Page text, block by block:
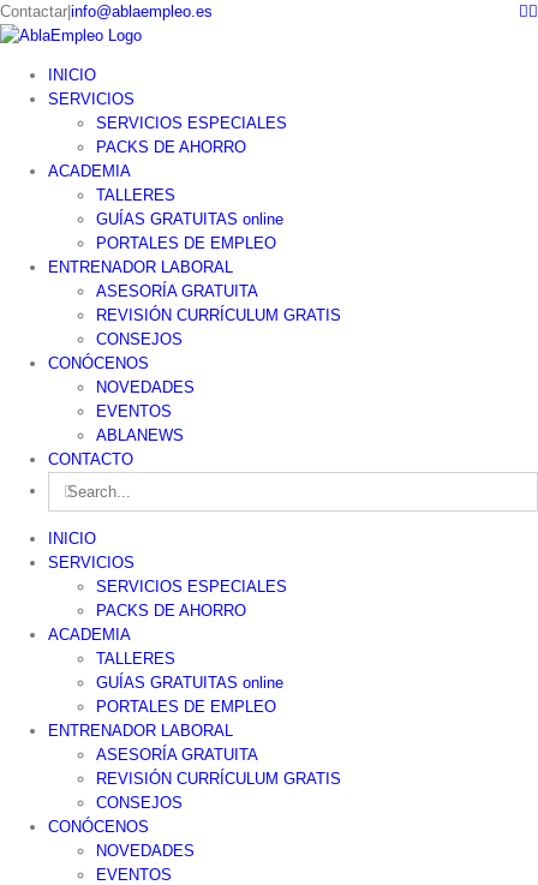
Skip
to
Contactar info@ablaempleo.es
INICIO
SERVICIOS
SERVICIOS ESPECIALES
PACKS DE AHORRO
ACADEMIA
TALLERES
GUÍAS GRATUITAS online
PORTALES DE EMPLEO
ENTRENADOR LABORAL
ASESORÍA GRATUITA
REVISIÓN CURRÍCULUM GRATIS
CONSEJOS
CONÓCENOS
NOVEDADES
EVENTOS
ABLANEWS
CONTACTO
Search
for:
INICIO
SERVICIOS
SERVICIOS ESPECIALES
PACKS DE AHORRO
ACADEMIA
TALLERES
GUÍAS GRATUITAS online
PORTALES DE EMPLEO
ENTRENADOR LABORAL
ASESORÍA GRATUITA
REVISIÓN CURRÍCULUM GRATIS
CONSEJOS
CONÓCENOS
NOVEDADES
EVENTOS